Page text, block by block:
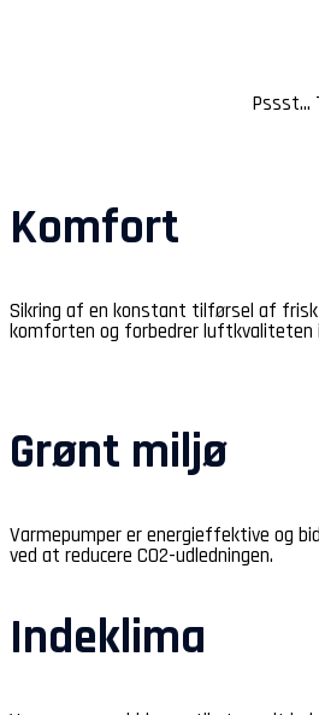
Pssst…
Komfort
Sikring af en konstant tilførsel af
komforten og forbedrer luftkvaliteten
Grønt miljø
Varmepumper er energieffektive og
ved at reducere CO2-udledningen.
Indeklima